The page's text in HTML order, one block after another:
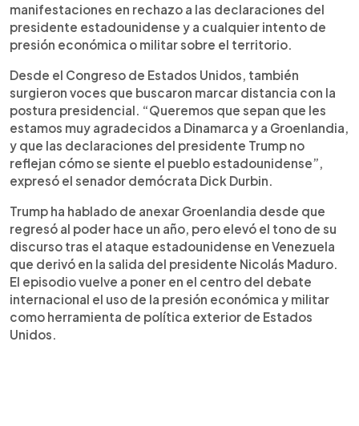
manifestaciones en rechazo a las declaraciones del
presidente estadounidense y a cualquier intento de
presión económica o militar sobre el territorio.
Desde el Congreso de Estados Unidos, también
surgieron voces que buscaron marcar distancia con la
postura presidencial. “Queremos que sepan que les
estamos muy agradecidos a Dinamarca y a Groenlandia,
y que las declaraciones del presidente Trump no
reflejan cómo se siente el pueblo estadounidense”,
expresó el senador demócrata Dick Durbin.
Trump ha hablado de anexar Groenlandia desde que
regresó al poder hace un año, pero elevó el tono de su
discurso tras el ataque estadounidense en Venezuela
que derivó en la salida del presidente Nicolás Maduro.
El episodio vuelve a poner en el centro del debate
internacional el uso de la presión económica y militar
como herramienta de política exterior de Estados
Unidos.